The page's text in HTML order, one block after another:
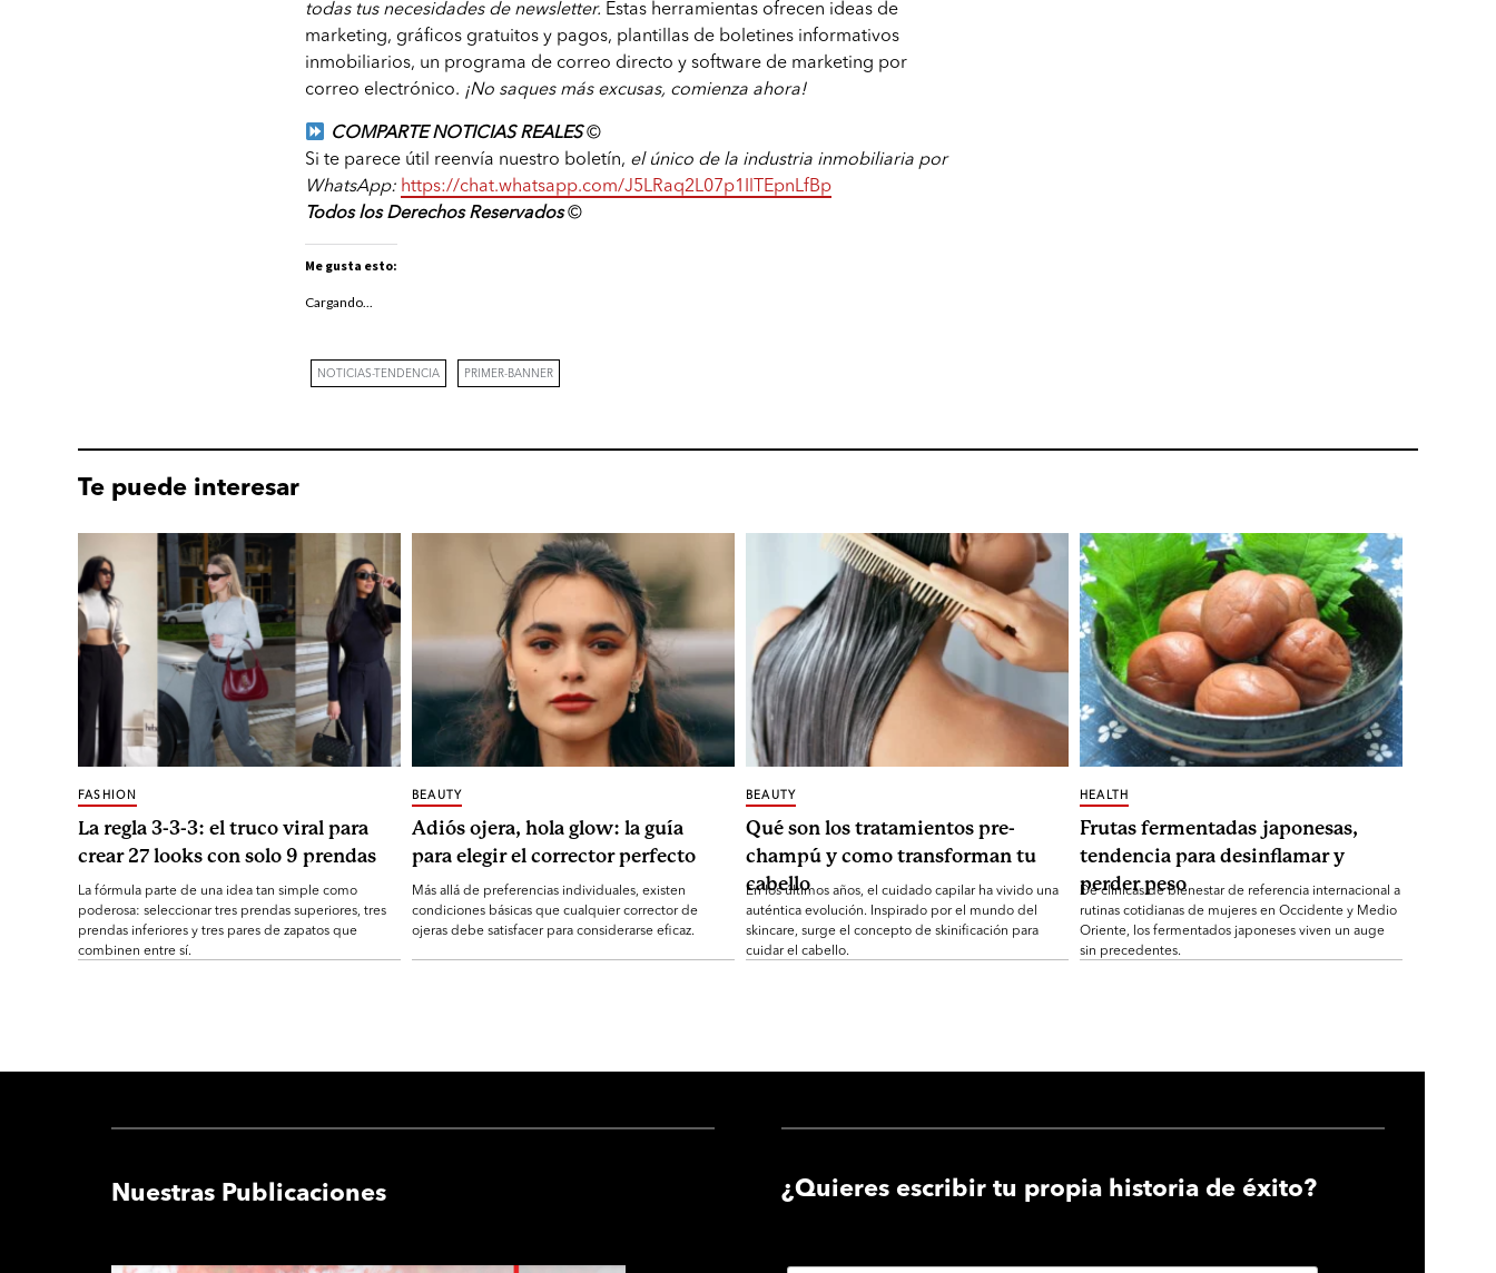
todas tus necesidades de newsletter. Estas herramientas ofrecen ideas de
marketing, gráficos gratuitos y pagos, plantillas de boletines informativos
inmobiliarios, un programa de correo directo y software de marketing por
correo electrónico. ¡No saques más excusas, comienza ahora!
COMPARTE NOTICIAS REALES©️
Si te parece útil reenvía nuestro boletín, el único de la industria inmobiliaria por
WhatsApp: https://chat.whatsapp.com/J5LRaq2L07p1IlTEpnLfBp
Todos los Derechos Reservados ©️
Me gusta esto:
Cargando...
NOTICIAS-TENDENCIA PRIMER-BANNER
Te puede interesar
La regla 3-3-3: el truco viral para
crear 27 looks con solo 9 prendas
FASHION
La fórmula parte de una idea tan simple como
poderosa: seleccionar tres prendas superiores, tres
prendas inferiores y tres pares de zapatos que
combinen entre sí.
Adiós ojera, hola glow: la guía
para elegir el corrector perfecto
BEAUTY
Más allá de preferencias individuales, existen
condiciones básicas que cualquier corrector de
ojeras debe satisfacer para considerarse eficaz.
Qué son los tratamientos pre-
champú y como transforman tu
cabello
BEAUTY
En los últimos años, el cuidado capilar ha vivido una
auténtica evolución. Inspirado por el mundo del
skincare, surge el concepto de skinificación para
cuidar el cabello.
Frutas fermentadas japonesas,
tendencia para desinflamar y
perder peso
HEALTH
De clínicas de bienestar de referencia internacional a
rutinas cotidianas de mujeres en Occidente y Medio
Oriente, los fermentados japoneses viven un auge
sin precedentes.
Nuestras Publicaciones ¿Quieres escribir tu propia historia de éxito?